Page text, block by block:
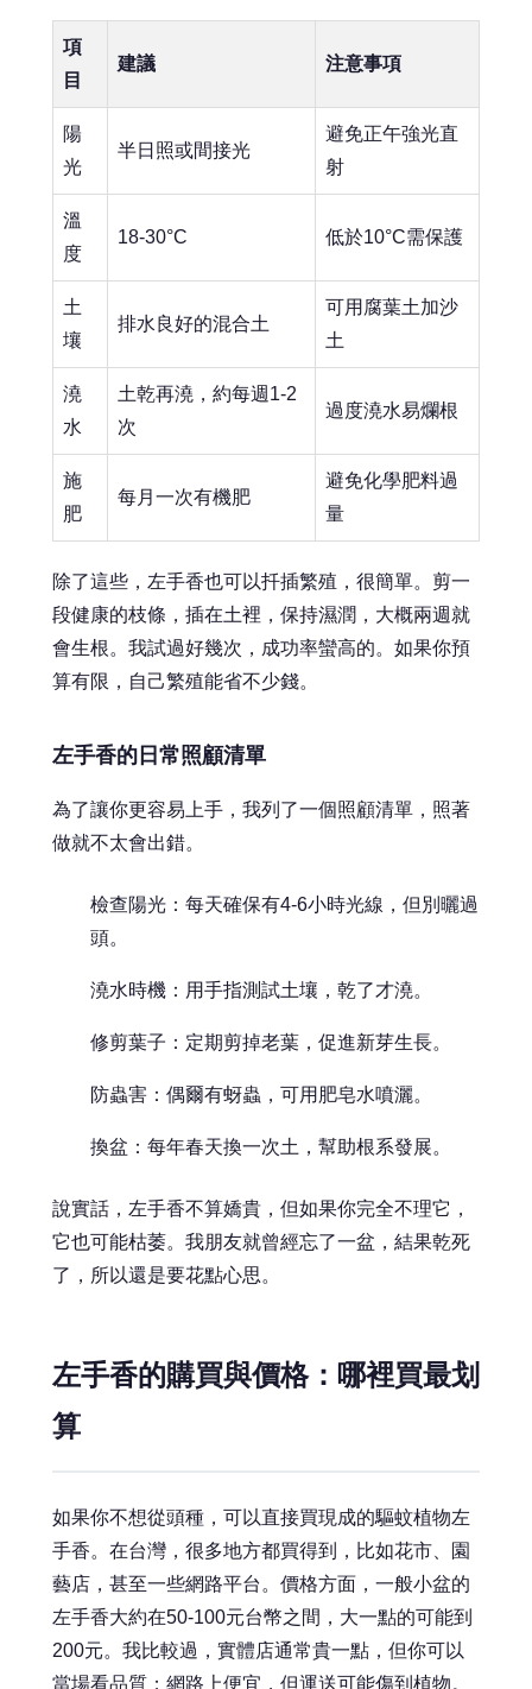
項
目
建議 注意事項
陽
光
半日照或間接光
避免正午強光直
射
溫
度
18-30°C 低於10°C需保護
土
壤
排水良好的混合土
可用腐葉土加沙
土
澆
水
土乾再澆，約每週1-2
次
過度澆水易爛根
施
肥
每月一次有機肥
避免化學肥料過
量
除了這些，左手香也可以扦插繁殖，很簡單。剪一
段健康的枝條，插在土裡，保持濕潤，大概兩週就
會生根。我試過好幾次，成功率蠻高的。如果你預
算有限，自己繁殖能省不少錢。
左手香的日常照顧清單
為了讓你更容易上手，我列了一個照顧清單，照著
做就不太會出錯。
檢查陽光：每天確保有4-6小時光線，但別曬過
頭。
澆水時機：用手指測試土壤，乾了才澆。
修剪葉子：定期剪掉老葉，促進新芽生長。
防蟲害：偶爾有蚜蟲，可用肥皂水噴灑。
換盆：每年春天換一次土，幫助根系發展。
說實話，左手香不算嬌貴，但如果你完全不理它，
它也可能枯萎。我朋友就曾經忘了一盆，結果乾死
了，所以還是要花點心思。
左手香的購買與價格：哪裡買最划
算
如果你不想從頭種，可以直接買現成的驅蚊植物左
手香。在台灣，很多地方都買得到，比如花市、園
藝店，甚至一些網路平台。價格方面，一般小盆的
左手香大約在50-100元台幣之間，大一點的可能到
200元。我比較過，實體店通常貴一點，但你可以
當場看品質；網路上便宜，但運送可能傷到植物。